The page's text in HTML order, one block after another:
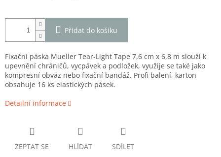
Přidat do košíku
Fixační páska Mueller Tear-Light Tape 7,6 cm x 6,8 m slouží k
upevnění chráničů, vycpávek a podložek, využije se také jako
kompresní obvaz nebo fixační bandáž. Profi balení, karton
obsahuje 16 ks elastických pásek.
Detailní informace
ZEPTAT SE HLÍDAT SDÍLET